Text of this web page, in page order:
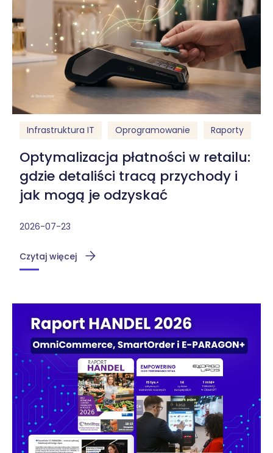
Infrastruktura IT Oprogramowanie Raporty
Optymalizacja płatności w retailu:
gdzie detaliści tracą przychody i
jak mogą je odzyskać
2026-07-23
Czytaj więcej